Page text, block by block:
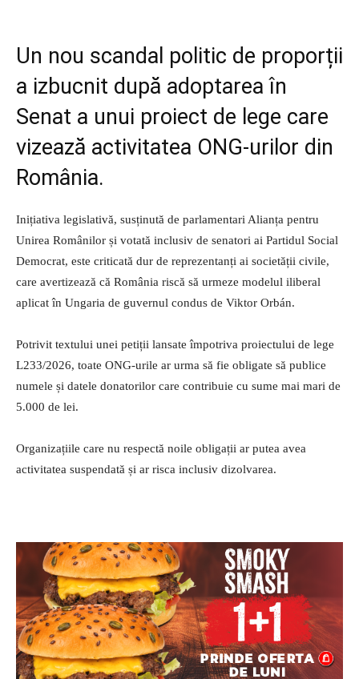
Un nou scandal politic de proporții
a izbucnit după adoptarea în
Senat a unui proiect de lege care
vizează activitatea ONG-urilor din
România.
Inițiativa legislativă, susținută de parlamentari Alianța pentru
Unirea Românilor și votată inclusiv de senatori ai Partidul Social
Democrat, este criticată dur de reprezentanți ai societății civile,
care avertizează că România riscă să urmeze modelul iliberal
aplicat în Ungaria de guvernul condus de Viktor Orbán.
Potrivit textului unei petiții lansate împotriva proiectului de lege
L233/2026, toate ONG-urile ar urma să fie obligate să publice
numele și datele donatorilor care contribuie cu sume mai mari de
5.000 de lei.
Organizațiile care nu respectă noile obligații ar putea avea
activitatea suspendată și ar risca inclusiv dizolvarea.